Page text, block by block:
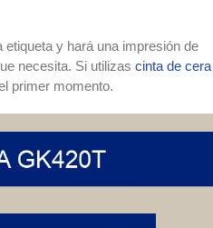
y hará una impresión de
necesita. Si utilizas cinta de cera
primer momento.